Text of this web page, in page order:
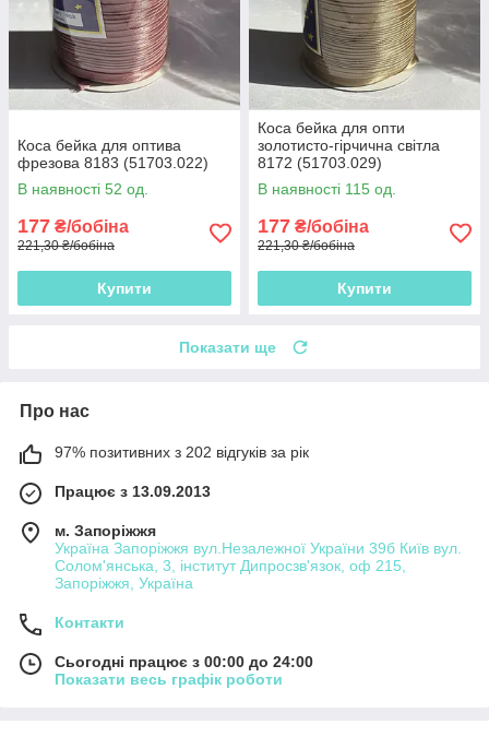
Коса бейка для оптива
фрезова 8183 (51703.022)
В наявності 52 од.
177 ₴/бобіна
221,30 ₴/бобіна
Купити
Коса бейка для опти
золотисто-гірчична світла
8172 (51703.029)
В наявності 115 од.
177 ₴/бобіна
221,30 ₴/бобіна
Купити
Показати ще
Про нас
97% позитивних з 202 відгуків за рік
Працює з 13.09.2013
м. Запоріжжя
Україна Запоріжжя вул.Незалежної України 39б Київ вул.
Солом'янська, 3, інститут Дипросзв'язок, оф 215,
Запоріжжя, Україна
Контакти
Сьогодні працює з 00:00 до 24:00
Показати весь графік роботи